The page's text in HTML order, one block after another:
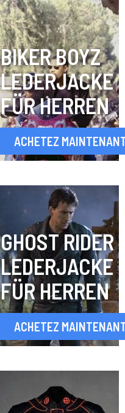
BIKER BOYZ
LEDERJACKE
FÜR HERREN
ACHETEZ
GHOST RIDER
LEDERJACKE
FÜR HERREN
ACHETEZ